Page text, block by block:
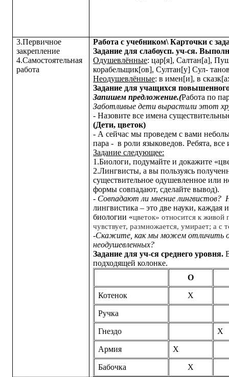
3.Первичное
закрепление
4.Самостоятельная
работа
Работа с учебником\ Карточки с
Задание для слабоусп. уч-ся.
Одушевлённые: цар[я], Салтан[а],
корабельщик[ов], Султан[у] Сул-
Неодушевлённые: в имен[и], в
Задание для учащихся
Запишем предложение.(Работа по
Заботливые дети вырастили этот
- Назовите все имена
(Дети, цветок)
- А сейчас мы проведем с вами
пара - в роли языковедов. Ребята,
Задание следующее:
1.Биологи, подумайте и докажите
2.Лингвисты, а вы пользуясь
существительное одушевленное или
формы совпадают, сделайте вывод).
- Совпадают ли мнение лингвистов?
лингвистика – это две науки,
биологии «цветок» относится к
чувствует, размножается, умирает; а с
-Скажите, как мы можем отличить
неодушевленных?
Задание для уч-ся среднего уровня.
подходящей колонке.
О
Котенок Х
Ручка
Гнездо Х
Армия Х
Бабочка
Х